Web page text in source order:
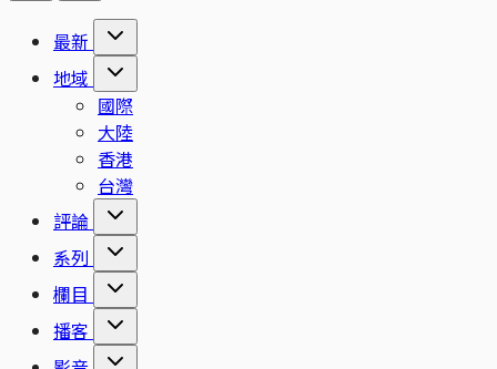
最新
地域
國際
大陸
香港
台灣
評論
系列
欄目
播客